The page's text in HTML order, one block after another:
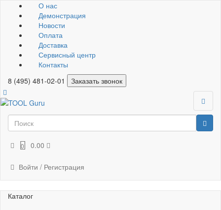
О нас
Демонстрация
Новости
Оплата
Доставка
Сервисный центр
Контакты
8 (495) 481-02-01
Заказать звонок
0 0.00
Войти / Регистрация
Каталог